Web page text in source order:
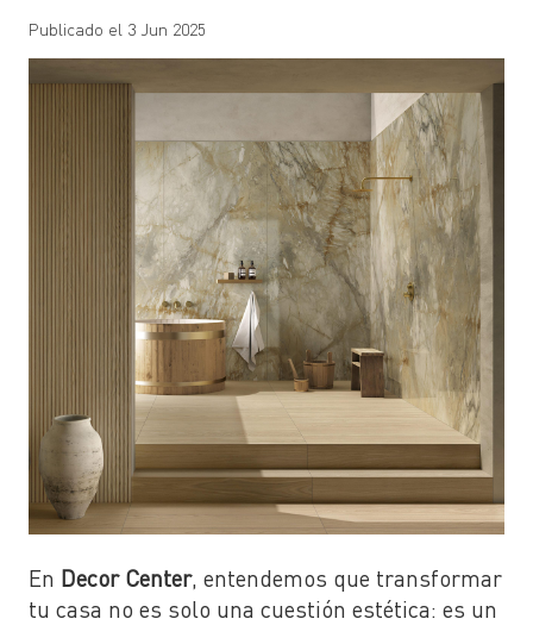
Publicado el 3 Jun 2025
En Decor Center, entendemos que transformar
tu casa no es solo una cuestión estética: es un